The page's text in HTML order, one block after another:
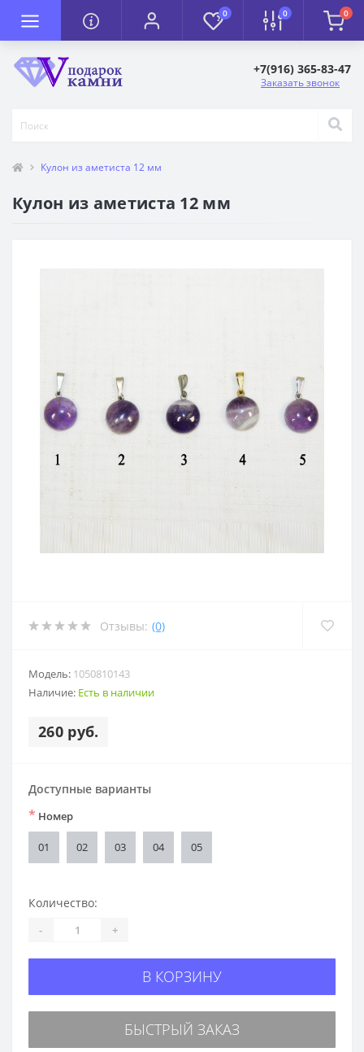
0 0 0
+7(916) 365-83-47
Заказать звонок
Кулон из аметиста 12 мм
Кулон из аметиста 12 мм
Отзывы: (0)
Модель: 1050810143
Наличие: Есть в наличии
260 руб.
Доступные варианты
* Номер
01 02 03 04 05
Количество:
- +
В КОРЗИНУ
БЫСТРЫЙ ЗАКАЗ